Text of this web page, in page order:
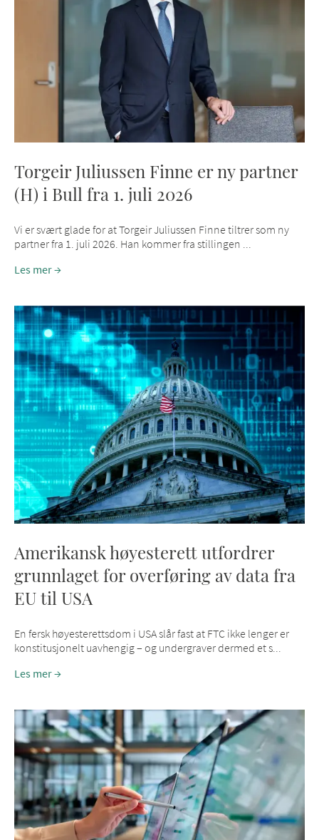
Torgeir Juliussen Finne er ny partner
(H) i Bull fra 1. juli 2026
Vi er svært glade for at Torgeir Juliussen Finne tiltrer som ny
partner fra 1. juli 2026. Han kommer fra stillingen ...
Les mer
Amerikansk høyesterett utfordrer
grunnlaget for overføring av data fra
EU til USA
En fersk høyesterettsdom i USA slår fast at FTC ikke lenger er
konstitusjonelt uavhengig – og undergraver dermed et s...
Les mer